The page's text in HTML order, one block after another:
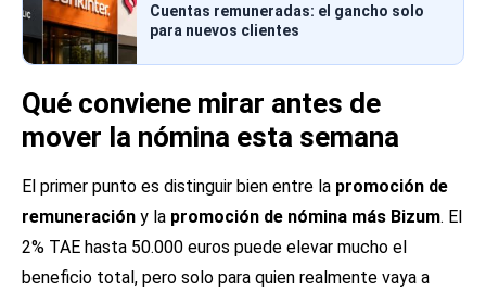
Cuentas remuneradas: el gancho solo
para nuevos clientes
Qué conviene mirar antes de
mover la nómina esta semana
El primer punto es distinguir bien entre la promoción de
remuneración y la promoción de nómina más Bizum. El
2% TAE hasta 50.000 euros puede elevar mucho el
beneficio total, pero solo para quien realmente vaya a